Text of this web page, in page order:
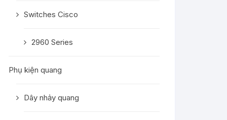
Switches Cisco
2960 Series
Phụ kiện quang
Dây nhảy quang